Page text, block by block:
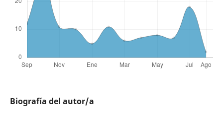
Biografía del autor/a